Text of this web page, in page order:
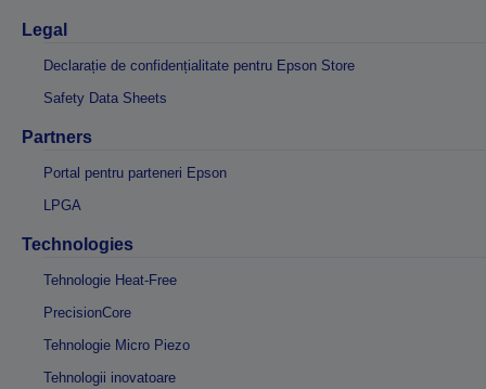
Legal
Declarație de confidențialitate pentru Epson Store
Safety Data Sheets
Partners
Portal pentru parteneri Epson
LPGA
Technologies
Tehnologie Heat-Free
PrecisionCore
Tehnologie Micro Piezo
Tehnologii inovatoare